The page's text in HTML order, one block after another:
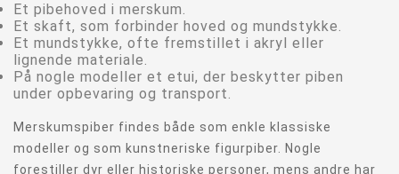
Et pibehoved i merskum.
Et skaft, som forbinder hoved og mundstykke.
Et mundstykke, ofte fremstillet i akryl eller
lignende materiale.
På nogle modeller et etui, der beskytter piben
under opbevaring og transport.
Merskumspiber findes både som enkle klassiske
modeller og som kunstneriske figurpiber. Nogle
forestiller dyr eller historiske personer, mens andre har